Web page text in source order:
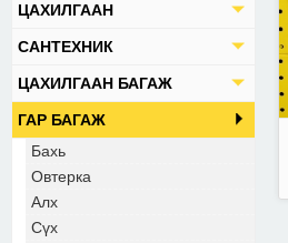
ЦАХИЛГААН
САНТЕХНИК
ЦАХИЛГААН БАГАЖ
ГАР БАГАЖ
Бахь
Овтерка
Алх
Сүх